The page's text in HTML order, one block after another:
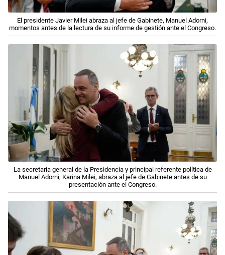
El presidente Javier Milei abraza al jefe de Gabinete, Manuel Adorni,
momentos antes de la lectura de su informe de gestión ante el Congreso.
La secretaria general de la Presidencia y principal referente política de
Manuel Adorni, Karina Milei, abraza al jefe de Gabinete antes de su
presentación ante el Congreso.